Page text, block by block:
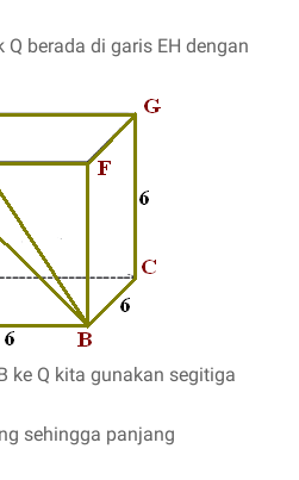
berada di garis EH dengan
ke Q kita gunakan segitiga
sehingga panjang